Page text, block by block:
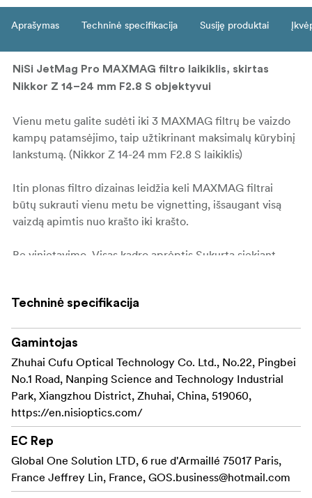
Aprašymas Techninė specifikacija Susiję produktai
NiSi JetMag Pro MAXMAG filtro laikiklis, skirtas
Nikkor Z 14–24 mm F2.8 S objektyvui
Vienu metu galite sudėti iki 3 MAXMAG filtrų be vaizdo
kampų patamsėjimo, taip užtikrinant maksimalų kūrybinį
lankstumą. (Nikkor Z 14-24 mm F2.8 S laikiklis)
Itin plonas filtro dizainas leidžia keli MAXMAG filtrai
būtų sukrauti vienu metu be vignetting, išsaugant visą
vaizdą apimtis nuo krašto iki krašto.
Be vinjetavimo, Visas kadro aprėptis Sukurta siekiant
kontroliuokite
nesukeliant
kompromisų kadrui.
Magnetinis greitis ir stabilumas
Sistemos magnetinė
konstrukcija leidžia greitai keisti filtrus, o
patentuotas
fiksavimo mechanizmas
užkertant kelią
„JetMag Pro“ derina magnetinįmechanizmą su saugia
fiksavimofunkcija.Ši dviguba sistemaleidžia vartotojams
Techninė specifikacija
Gamintojas
Zhuhai Cufu Optical Technology Co. Ltd., No.22, Pingbei
No.1 Road, Nanping Science and Technology Industrial
Park, Xiangzhou District, Zhuhai, China, 519060,
https://en.nisioptics.com/
EC Rep
Global One Solution LTD, 6 rue d'Armaillé 75017 Paris,
France Jeffrey Lin, France, GOS.business@hotmail.com